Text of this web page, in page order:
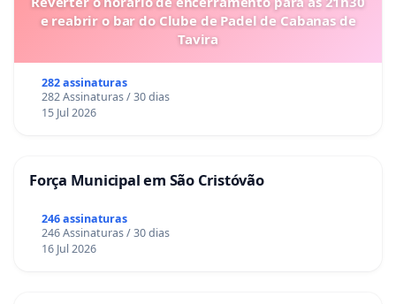
e reabrir o bar do Clube de Padel de Cabanas de
Tavira
282 assinaturas
282 Assinaturas / 30 dias
15 Jul 2026
Força Municipal em São Cristóvão
246 assinaturas
246 Assinaturas / 30 dias
16 Jul 2026